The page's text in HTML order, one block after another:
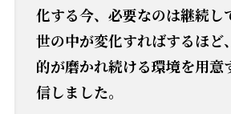
化する今、必要なのは継続し
世の中が変化すればするほど
的が磨かれ続ける環境を用意
信しました。